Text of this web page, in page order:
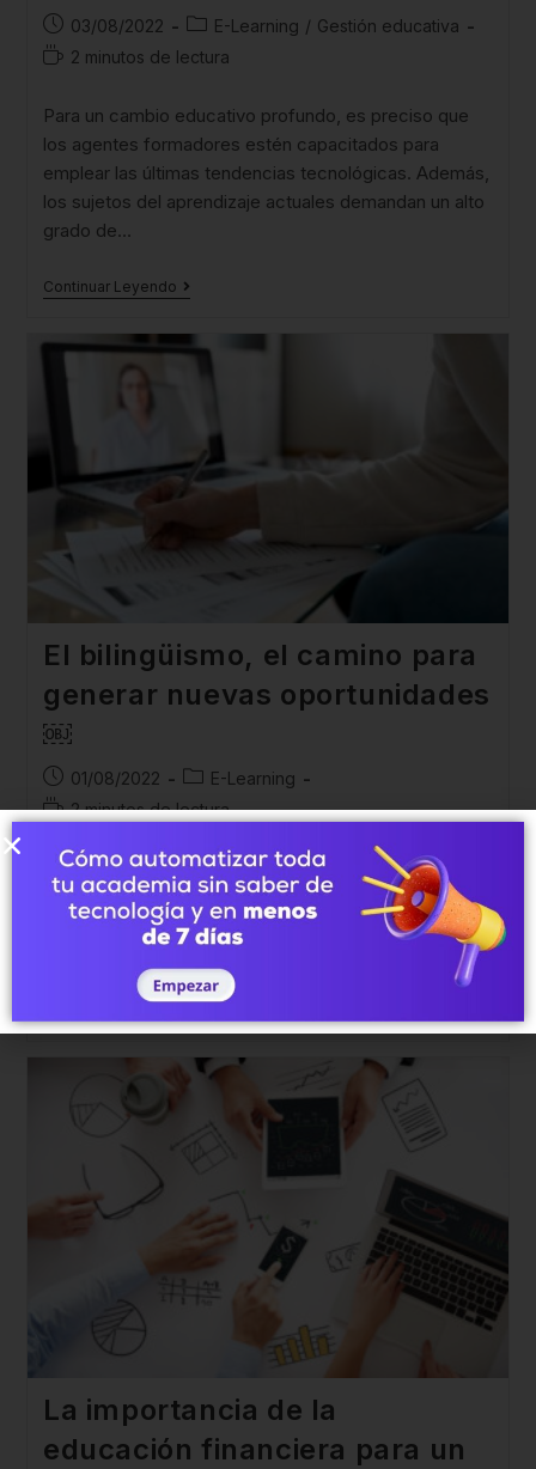
03/08/2022 E-Learning / Gestión educativa
2 minutos de lectura
Para un cambio educativo profundo, es preciso que
los agentes formadores estén capacitados para
emplear las últimas tendencias tecnológicas. Además,
los sujetos del aprendizaje actuales demandan un alto
grado de…
Continuar Leyendo
El bilingüismo, el camino para
generar nuevas oportunidades
￼
01/08/2022
E-Learning
2 minutos de lectura
En el mundo moderno, ya sea en un ambiente laboral
como en un viaje a otro país, es muy frecuente que
nos encontremos frente al desafío del bilingüismo, una
La importancia de la
educación financiera para un